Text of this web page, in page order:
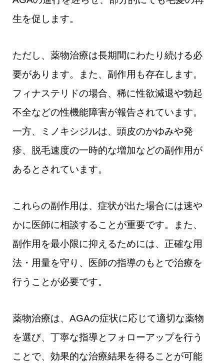
生を促します。
ただし、薬物治療は長期間にわたり続ける必
要があります。また、副作用も存在します。
フィナステリドの場合、稀に性欲減退や勃起
不全などの性機能障害が報告されています。
一方、ミノキシジルは、頭皮のかゆみや発
疹、脱毛速度の一時的な増加などの副作用が
あるとされています。
これらの副作用は、症状が出た場合には速や
かに医師に相談することが重要です。また、
副作用を最小限に抑えるためには、正確な用
法・用量を守り、医師の指導のもとで治療を
行うことが必要です。
薬物治療は、AGAの症状に応じて適切な薬物
を選び、丁寧な指導とフォローアップを行う
ことで、効果的な治療結果を得ることが可能